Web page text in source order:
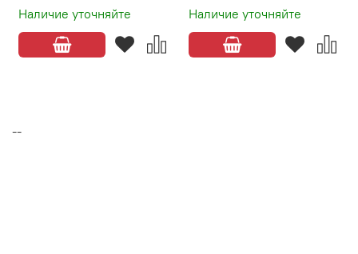
Наличие уточняйте Наличие уточняйте
--